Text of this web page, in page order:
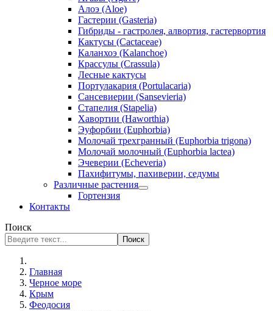
Алоэ (Aloe)
Гастерии (Gasteria)
Гибриды - гастролея, алвортия, гастервортия
Кактусы (Cactaceae)
Каланхоэ (Kalanchoe)
Крассулы (Crassula)
Лесные кактусы
Портулакария (Portulacaria)
Сансевиерии (Sansevieria)
Стапелия (Stapelia)
Хавортии (Haworthia)
Эуфорбии (Euphorbia)
Молочай трехгранный (Euphorbia trigona)
Молочай молочный (Euphorbia lactea)
Эчеверии (Echeveria)
Пахифитумы, пахиверии, седумы
Различные растения
Гортензия
Контакты
Поиск
Поиск
Главная
Черное море
Крым
Феодосия